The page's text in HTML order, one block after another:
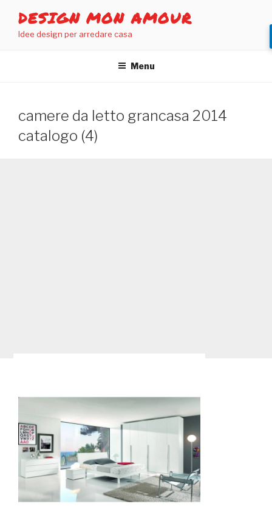
contenuto
DESIGN MON AMOUR
Idee design per arredare casa
Menu
camere da letto grancasa 2014
catalogo (4)